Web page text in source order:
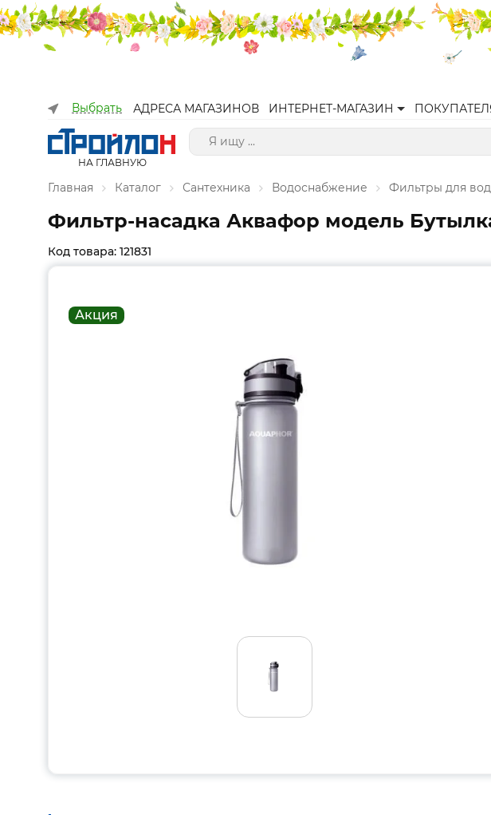
Выбрать АДРЕСА МАГАЗИНОВ ИНТЕРНЕТ-МАГАЗИН
НА ГЛАВНУЮ
Главная Каталог Сантехника Водоснабжение Фильтры для
Фильтр-насадка Аквафор модель
Код товара: 121831
Акция